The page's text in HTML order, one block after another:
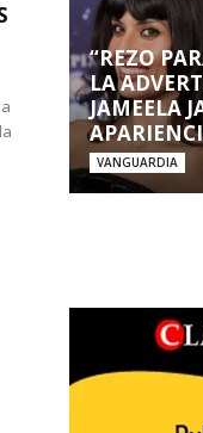
“REZO
LA
JAMEELA
VANGUARDIA